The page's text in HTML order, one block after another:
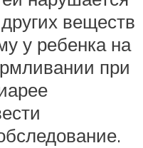
веществ
у ребенка на
при